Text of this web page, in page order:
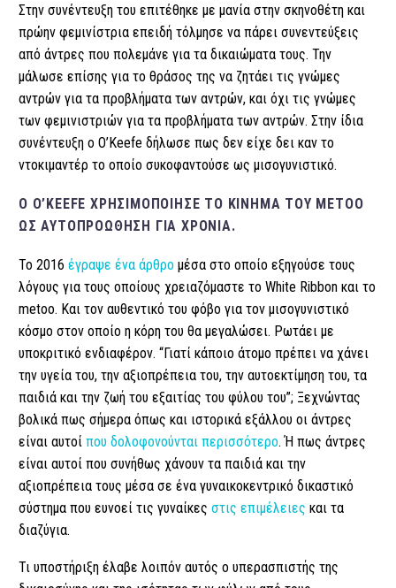
Στην συνέντευξη του επιτέθηκε με μανία στην σκηνοθέτη και
πρώην φεμινίστρια επειδή τόλμησε να πάρει συνεντεύξεις
από άντρες που πολεμάνε για τα δικαιώματα τους. Την
μάλωσε επίσης για το θράσος της να ζητάει τις γνώμες
αντρών για τα προβλήματα των αντρών, και όχι τις γνώμες
των φεμινιστριών για τα προβλήματα των αντρών. Στην ίδια
συνέντευξη ο O’Keefe δήλωσε πως δεν είχε δει καν το
ντοκιμαντέρ το οποίο συκοφαντούσε ως μισογυνιστικό.
Ο O’KEEFE ΧΡΗΣΙΜΟΠΟΊΗΣΕ ΤΟ ΚΊΝΗΜΑ ΤΟΥ METOO
ΩΣ ΑΥΤΟΠΡΟΏΘΗΣΗ ΓΙΑ ΧΡΌΝΙΑ.
To 2016 έγραψε ένα άρθρο μέσα στο οποίο εξηγούσε τους
λόγους για τους οποίους χρειαζόμαστε το White Ribbon και το
metoo. Και τον αυθεντικό του φόβο για τον μισογυνιστικό
κόσμο στον οποίο η κόρη του θα μεγαλώσει. Ρωτάει με
υποκριτικό ενδιαφέρον. “Γιατί κάποιο άτομο πρέπει να χάνει
την υγεία του, την αξιοπρέπεια του, την αυτοεκτίμηση του, τα
παιδιά και την ζωή του εξαιτίας του φύλου του”; Ξεχνώντας
βολικά πως σήμερα όπως και ιστορικά εξάλλου οι άντρες
είναι αυτοί που δολοφονούνται περισσότερο. Ή πως άντρες
είναι αυτοί που συνήθως χάνουν τα παιδιά και την
αξιοπρέπεια τους μέσα σε ένα γυναικοκεντρικό δικαστικό
σύστημα που ευνοεί τις γυναίκες στις επιμέλειες και τα
διαζύγια.
Τι υποστήριξη έλαβε λοιπόν αυτός ο υπερασπιστής της